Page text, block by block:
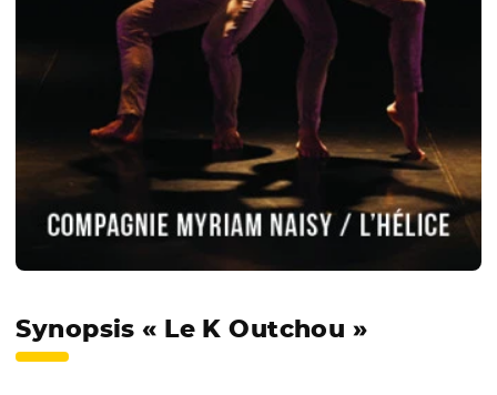
Synopsis « Le K Outchou »